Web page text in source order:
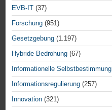
EVB-IT (37)
Forschung (951)
Gesetzgebung (1.197)
Hybride Bedrohung (67)
Informationelle Selbstbestimmung
Informationsregulierung (257)
Innovation (321)